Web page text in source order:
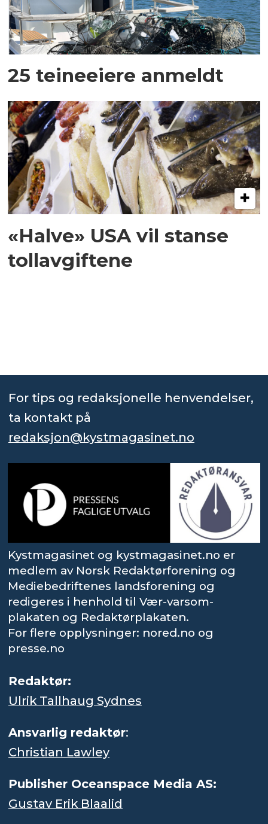
25 teineeiere anmeldt
«Halve» USA vil stanse
tollavgiftene
For tips og redaksjonelle henvendelser,
ta kontakt på
redaksjon@kystmagasinet.no
Kystmagasinet og kystmagasinet.no er
medlem av Norsk Redaktørforening og
Mediebedriftenes landsforening og
redigeres i henhold til Vær-varsom-
plakaten og Redaktørplakaten.
For flere opplysninger: nored.no og
presse.no
Redaktør:
Ulrik Tallhaug Sydnes
Ansvarlig redaktør:
Christian Lawley
Publisher Oceanspace Media AS:
Gustav Erik Blaalid